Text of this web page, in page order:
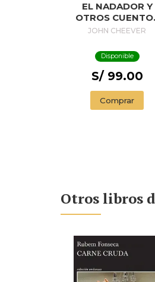
EL NADADOR Y
OTROS
(EDICIÓN
SWIMMER AND
OTHER STORIES (
ILLUSTRADED
JOHN CHEEVER
Disponible
S/ 99.00
Comprar
Otros libros